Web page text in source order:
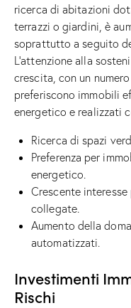
ricerca di abitazioni
terrazzi o giardini, è
soprattutto a seguito
L’attenzione alla
crescita, con un
preferiscono immobili
energetico e realizzati
Ricerca di spazi
Preferenza per
energetico.
Crescente
collegate.
Aumento della
automatizzati.
Investimenti
Rischi